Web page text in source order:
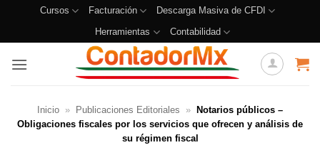
Cursos Facturación
Descarga Masiva de CFDI
Herramientas
Contabilidad
Inicio » Publicaciones Editoriales »
Notarios públicos –
Obligaciones fiscales por los servicios que ofrecen y análisis de
su régimen fiscal